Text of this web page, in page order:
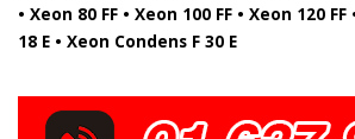
• Xeon 80 FF • Xeon 100 FF • Xeon 120
18 E • Xeon Condens F 30 E